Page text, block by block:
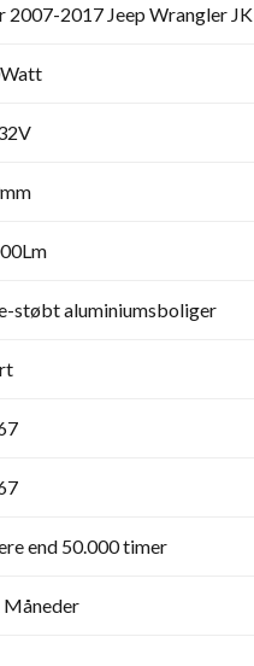
2007-2017 Jeep Wrangler JK
støbt aluminiumsboliger
end 50.000 timer
Måneder